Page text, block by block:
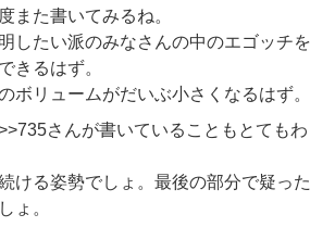
また書いてみるね。
したい派のみなさんの中のエゴッチを
きるはず。
ボリュームがだいぶ小さくなるはず。
さんが書いていることもとてもわ
ける姿勢でしょ。最後の部分で疑った
ょ。